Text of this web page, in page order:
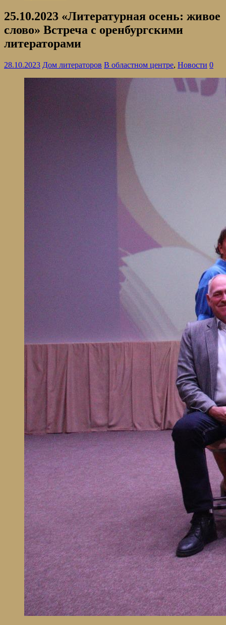
25.10.2023 «Литературная осень: живое
слово» Встреча с оренбургскими
литераторами
28.10.2023 Дом литераторов В областном центре, Новости 0